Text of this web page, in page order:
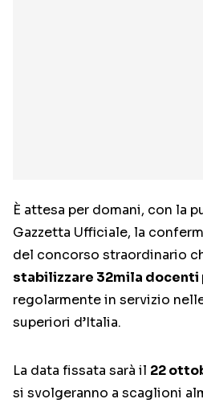
È attesa per domani, con la
Gazzetta Ufficiale, la
del concorso straordinario
stabilizzare 32mila docenti
regolarmente in servizio
superiori d’Italia.
La data fissata sarà il 22
si svolgeranno a scaglioni